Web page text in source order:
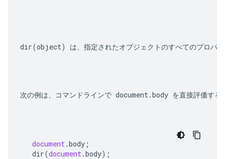
dir(object) は、指定されたオブジェクトのすべてのプロ
次の例は、コマンドラインで document.body を直接評価する
document .body ;
dir(document .body);